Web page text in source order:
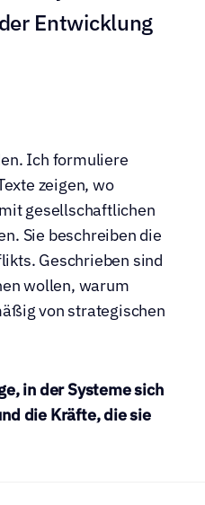
Entwicklung
Ich formuliere
zeigen, wo
gesellschaftlichen
Sie beschreiben die
Geschrieben sind
wollen, warum
von strategischen
in der Systeme sich
die Kräfte, die sie